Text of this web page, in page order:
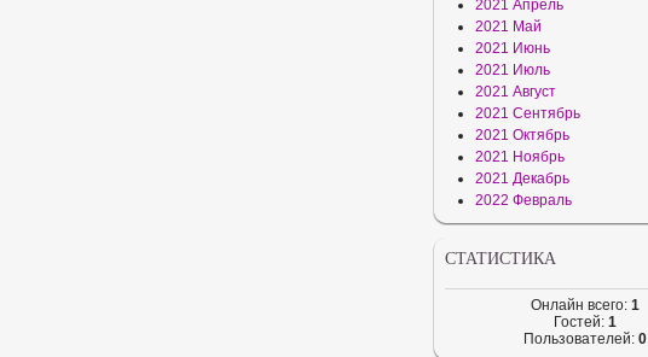
2021 Апрель
2021 Май
2021 Июнь
2021 Июль
2021 Август
2021 Сентябрь
2021 Октябрь
2021 Ноябрь
2021 Декабрь
2022 Февраль
СТАТИСТИКА
Онлайн всего: 1
Гостей: 1
Пользователей: 0